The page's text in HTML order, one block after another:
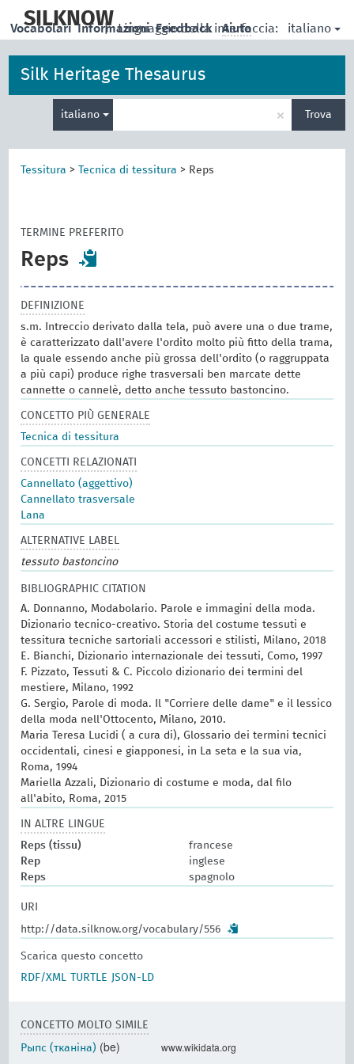
main
SILKNOW
| Linguaggio della interfaccia: italiano
Vocabolari Informazioni Feedback Aiuto
Silk Heritage Thesaurus
italiano
per
la
× Trova
Tessitura > Tecnica di tessitura > Reps
TERMINE PREFERITO
Reps
DEFINIZIONE
s.m. Intreccio derivato dalla tela, può avere una o due trame,
è caratterizzato dall'avere l'ordito molto più fitto della trama,
la quale essendo anche più grossa dell'ordito (o raggruppata
a più capi) produce righe trasversali ben marcate dette
cannette o cannelè, detto anche tessuto bastoncino.
CONCETTO PIÙ GENERALE
Tecnica di tessitura
CONCETTI RELAZIONATI
Cannellato (aggettivo)
Cannellato trasversale
Lana
ALTERNATIVE LABEL
tessuto bastoncino
BIBLIOGRAPHIC CITATION
A. Donnanno, Modabolario. Parole e immagini della moda.
Dizionario tecnico-creativo. Storia del costume tessuti e
tessitura tecniche sartoriali accessori e stilisti, Milano, 2018
E. Bianchi, Dizionario internazionale dei tessuti, Como, 1997
F. Pizzato, Tessuti & C. Piccolo dizionario dei termini del
mestiere, Milano, 1992
G. Sergio, Parole di moda. Il "Corriere delle dame" e il lessico
della moda nell'Ottocento, Milano, 2010.
Maria Teresa Lucidi ( a cura di), Glossario dei termini tecnici
occidentali, cinesi e giapponesi, in La seta e la sua via,
Roma, 1994
Mariella Azzali, Dizionario di costume e moda, dal filo
all'abito, Roma, 2015
IN ALTRE LINGUE
Reps (tissu)
francese
Rep
inglese
Reps
spagnolo
URI
http://data.silknow.org/vocabulary/556
Scarica questo concetto
RDF/XML
TURTLE JSON-LD
CONCETTO MOLTO SIMILE
Рыпс (тканіна) (be) www.wikidata.org